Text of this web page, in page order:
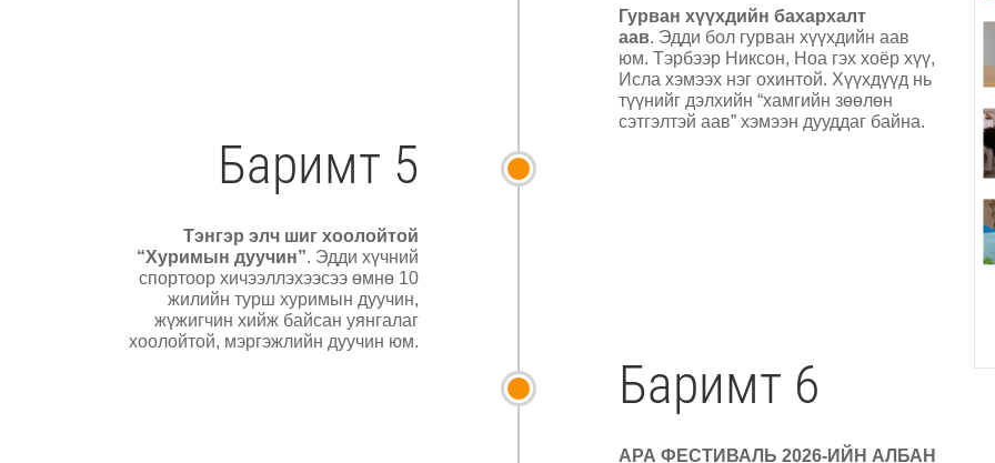
Гурван хүүхдийн бахархалт
аав. Эдди бол гурван хүүхдийн аав
юм. Тэрбээр Никсон, Ноа гэх хоёр хүү,
Исла хэмээх нэг охинтой. Хүүхдүүд нь
түүнийг дэлхийн “хамгийн зөөлөн
сэтгэлтэй аав” хэмээн дууддаг байна.
Баримт 5
Тэнгэр элч шиг хоолойтой
“Хуримын дуучин”. Эдди хүчний
спортоор хичээллэхээсээ өмнө 10
жилийн турш хуримын дуучин,
жүжигчин хийж байсан уянгалаг
хоолойтой, мэргэжлийн дуучин юм.
Баримт 6
АРА ФЕСТИВАЛЬ 2026-ИЙН АЛБАН